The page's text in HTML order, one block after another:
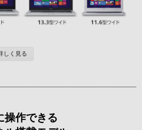
しく見る
操作できる